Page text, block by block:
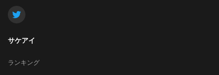
サケアイ
ランキング